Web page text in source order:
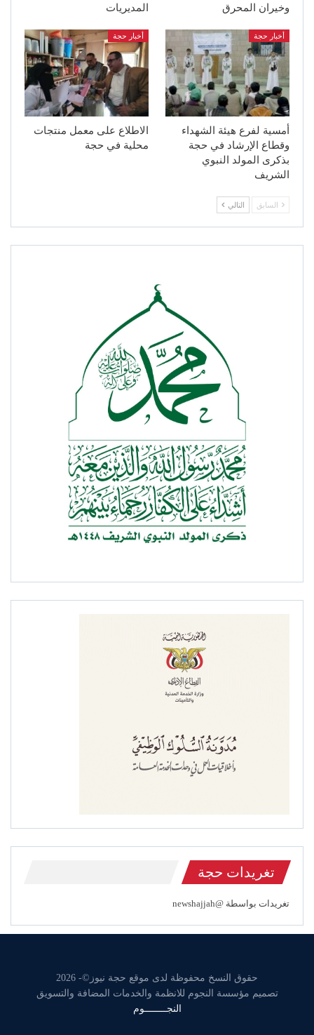
وخيران المحرق
المديريات
أخبار حجة
أمسية لفرع هيئة الشهداء
وقطاع الإرشاد في حجة
بذكرى المولد النبوي
الشريف
أخبار حجة
الاطلاع على معمل منتجات
محلية في حجة
السابق التالي
تغريدات حجة
تغريدات بواسطة @newshajjah
حقوق النسخ محفوظة لدى موقع حجة نيوز©- 2026
تصميم مؤسسة النجوم للانظمة والخدمات المضافة والتسويق
النجــــــــوم